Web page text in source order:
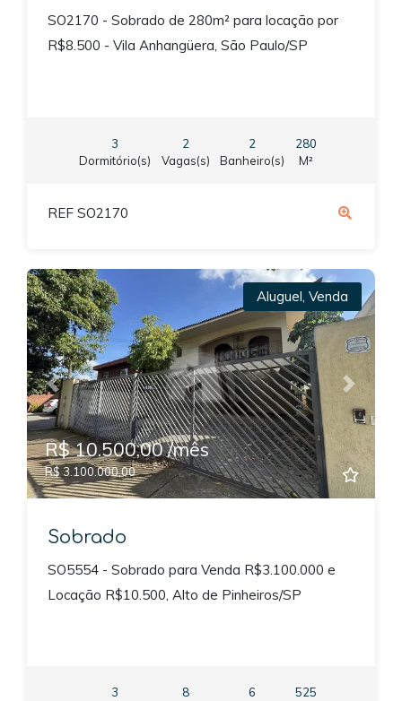
SO2170 - Sobrado de 280m² para locação por
R$8.500 - Vila Anhangüera, São Paulo/SP
3
Dormitório(s)
2
Vagas(s)
2
Banheiro(s)
280
M²
REF SO2170
Previous Next
Aluguel, Venda
R$ 10.500,00 /mês
R$ 3.100.000,00
Sobrado
SO5554 - Sobrado para Venda R$3.100.000 e
Locação R$10.500, Alto de Pinheiros/SP
3
8
6
525